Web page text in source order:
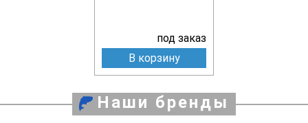
под заказ
В корзину
Наши бренды